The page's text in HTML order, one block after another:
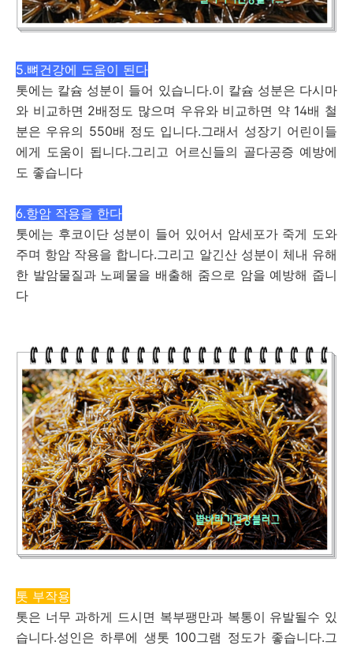
5.뼈건강에 도움이 된다
톳에는 칼슘 성분이 들어 있습니다.이 칼슘 성분은 다시마
와 비교하면 2배정도 많으며 우유와 비교하면 약 14배 철
분은 우유의 550배 정도 입니다.그래서 성장기 어린이들
에게 도움이 됩니다.그리고 어르신들의 골다공증 예방에
도 좋습니다
6.항암 작용을 한다
톳에는 후코이단 성분이 들어 있어서 암세포가 죽게 도와
주며 항암 작용을 합니다.그리고 알긴산 성분이 체내 유해
한 발암물질과 노폐물을 배출해 줌으로 암을 예방해 줍니
다
톳 부작용
톳은 너무 과하게 드시면 복부팽만과 복통이 유발될수 있
습니다.성인은 하루에 생톳 100그램 정도가 좋습니다.그